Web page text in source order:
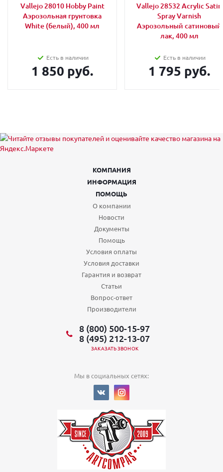
Vallejo 28010 Hobby Paint
Аэрозольная грунтовка
White (белый), 400 мл
Есть в наличии
1 850 руб.
Vallejo 28532 Acrylic Satin
Spray Varnish
Аэрозольный сатиновый
лак, 400 мл
Есть в наличии
1 795 руб.
КОМПАНИЯ
ИНФОРМАЦИЯ
ПОМОЩЬ
О компании
Новости
Документы
Помощь
Условия оплаты
Условия доставки
Гарантия и возврат
Статьи
Вопрос-ответ
Производители
8 (800) 500-15-97
8 (495) 212-13-07
ЗАКАЗАТЬ ЗВОНОК
Мы в социальных сетях: